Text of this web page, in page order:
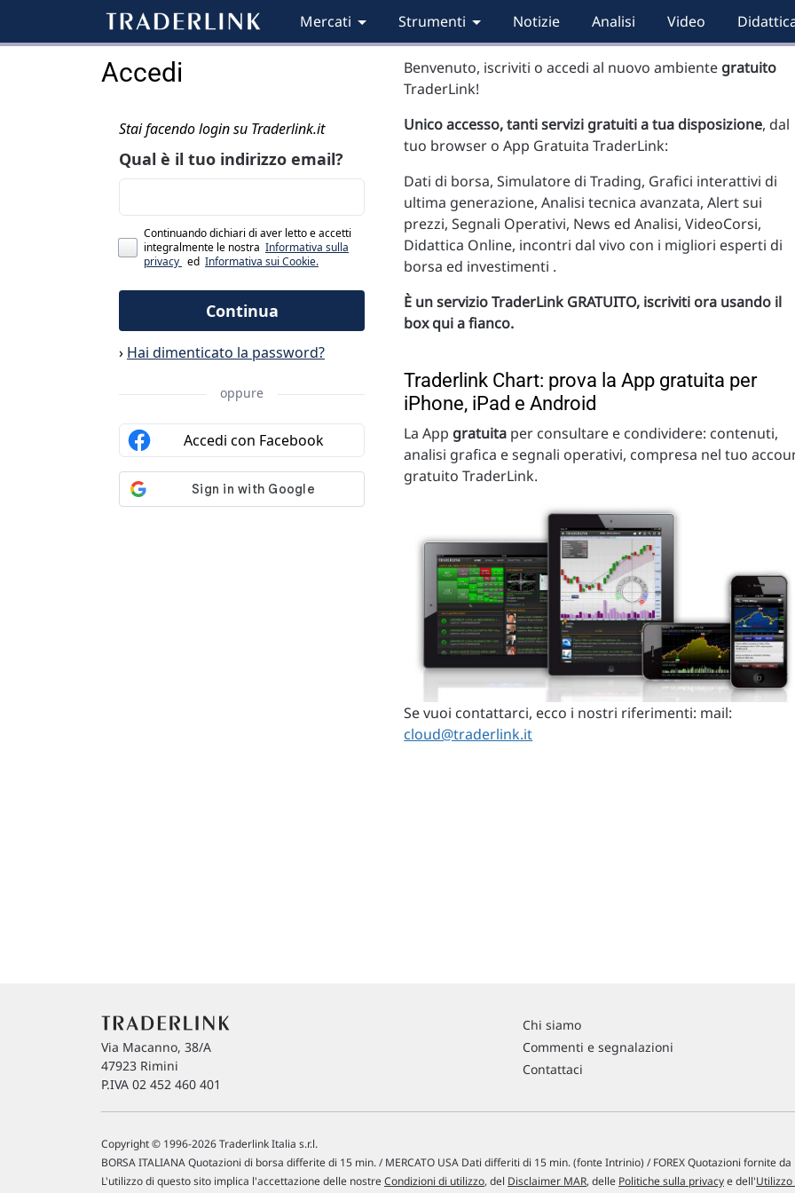
Mercati Strumenti Notizie Analisi Video
Accedi Benvenuto, iscriviti o accedi al nuovo ambiente gratuito
TraderLink!
Unico accesso, tanti servizi gratuiti a tua disposizione, dal
tuo browser o App Gratuita TraderLink:
Dati di borsa, Simulatore di Trading, Grafici interattivi di
ultima generazione, Analisi tecnica avanzata, Alert sui
prezzi, Segnali Operativi, News ed Analisi, VideoCorsi,
Didattica Online, incontri dal vivo con i migliori esperti di
borsa ed investimenti .
È un servizio TraderLink GRATUITO, iscriviti ora usando il
box qui a fianco.
Traderlink Chart: prova la App gratuita per
iPhone, iPad e Android
La App gratuita per consultare e condividere: contenuti,
analisi grafica e segnali operativi, compresa nel tuo
gratuito TraderLink.
Se vuoi contattarci, ecco i nostri riferimenti: mail:
cloud@traderlink.it
Via Macanno, 38/A
47923 Rimini
P.IVA 02 452 460 401
Chi siamo
Commenti e segnalazioni
Contattaci
Copyright © 1996-2026 Traderlink Italia s.r.l.
BORSA ITALIANA Quotazioni di borsa differite di 15 min. / MERCATO USA Dati differiti di 15 min. (fonte Intrinio) / FOREX Quotazioni fornite da
L'utilizzo di questo sito implica l'accettazione delle nostreCondizioni di utilizzo, del Disclaimer MAR, delle Politiche sulla privacye dell'